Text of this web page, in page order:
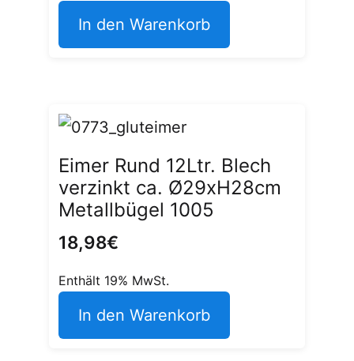
In den Warenkorb
Eimer Rund 12Ltr. Blech
verzinkt ca. Ø29xH28cm
Metallbügel 1005
18,98€
Enthält 19% MwSt.
In den Warenkorb